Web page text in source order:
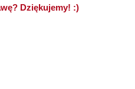
Dziękujemy! :)